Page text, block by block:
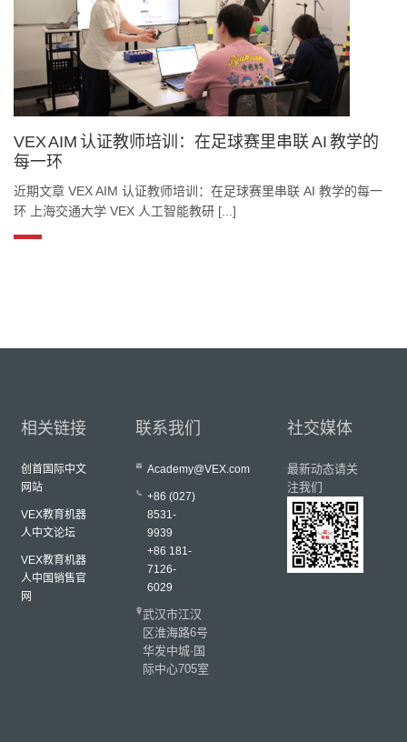
VEX AIM 认证教师培训：在足球赛里串联 AI 教学的
每一环
近期文章 VEX AIM 认证教师培训：在足球赛里串联 AI 教学的每一
环 上海交通大学 VEX 人工智能教研 [...]
相关链接
创首国际中文
网站
VEX教育机器
人中文论坛
VEX教育机器
人中国销售官
网
联系我们
Academy@VEX.com
+86 (027)
8531-
9939
+86 181-
7126-
6029
武汉市江汉
区淮海路6号
华发中城·国
际中心705室
社交媒体
最新动态请关
注我们